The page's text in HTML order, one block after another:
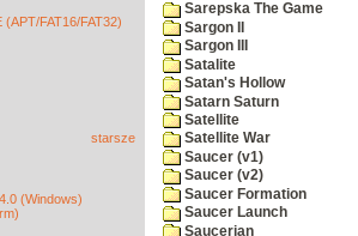
FAT16/FAT32)
starsze
(Windows)
Sarepska The Game
Sargon II
Sargon III
Satalite
Satan's Hollow
Satarn Saturn
Satellite
Satellite War
Saucer (v1)
Saucer (v2)
Saucer Formation
Saucer Launch
Saucerian